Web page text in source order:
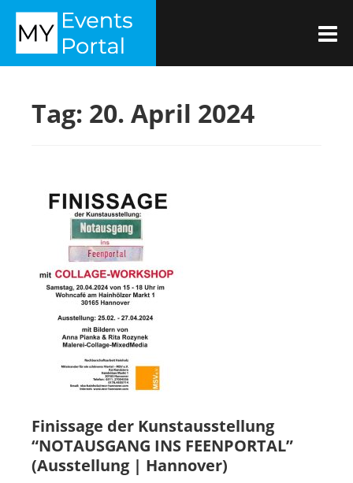
Zum
Inhalt
springen
MYEVENTSPORTAL
Tag: 20. April 2024
Finissage der Kunstausstellung
“NOTAUSGANG INS FEENPORTAL”
(Ausstellung | Hannover)